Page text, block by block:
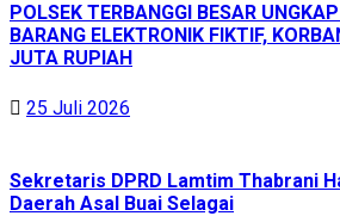
POLSEK TERBANGGI BESAR
BARANG ELEKTRONIK FIKTIF,
JUTA RUPIAH
25 Juli 2026
Sekretaris DPRD Lamtim Thabrani
Daerah Asal Buai Selagai